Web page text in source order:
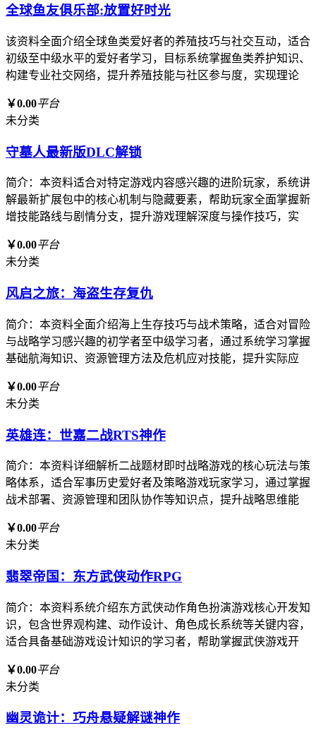
全球鱼友俱乐部:放置好时光
该资料全面介绍全球鱼类爱好者的养殖技巧与社交互动，适合
初级至中级水平的爱好者学习，目标系统掌握鱼类养护知识、
构建专业社交网络，提升养殖技能与社区参与度，实现理论
￥0.00平台
未分类
守墓人最新版DLC解锁
简介：本资料适合对特定游戏内容感兴趣的进阶玩家，系统讲
解最新扩展包中的核心机制与隐藏要素，帮助玩家全面掌握新
增技能路线与剧情分支，提升游戏理解深度与操作技巧，实
￥0.00平台
未分类
风启之旅：海盗生存复仇
简介：本资料全面介绍海上生存技巧与战术策略，适合对冒险
与战略学习感兴趣的初学者至中级学习者，通过系统学习掌握
基础航海知识、资源管理方法及危机应对技能，提升实际应
￥0.00平台
未分类
英雄连：世嘉二战RTS神作
简介：本资料详细解析二战题材即时战略游戏的核心玩法与策
略体系，适合军事历史爱好者及策略游戏玩家学习，通过掌握
战术部署、资源管理和团队协作等知识点，提升战略思维能
￥0.00平台
未分类
翡翠帝国：东方武侠动作RPG
简介：本资料系统介绍东方武侠动作角色扮演游戏核心开发知
识，包含世界观构建、动作设计、角色成长系统等关键内容，
适合具备基础游戏设计知识的学习者，帮助掌握武侠游戏开
￥0.00平台
未分类
幽灵诡计：巧舟悬疑解谜神作